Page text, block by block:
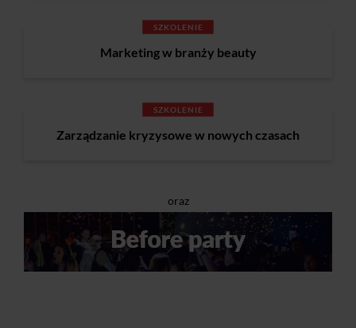
SZKOLENIE
Marketing w branży beauty
SZKOLENIE
Zarządzanie kryzysowe w nowych czasach
oraz